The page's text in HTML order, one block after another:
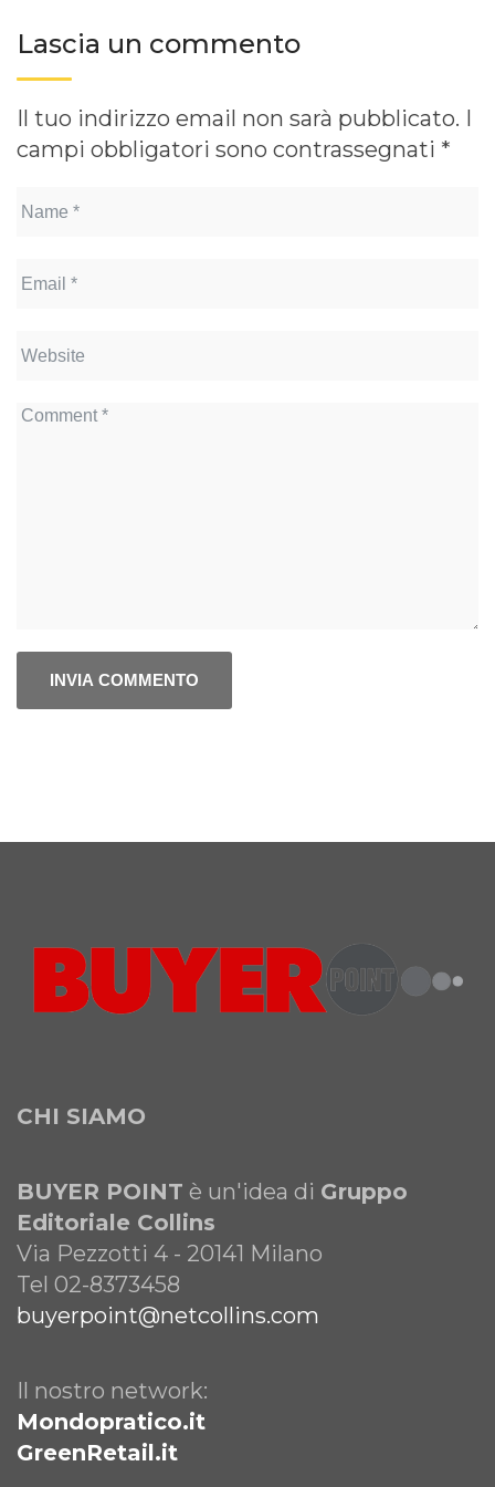
Lascia un commento
Il tuo indirizzo email non sarà pubblicato. I
campi obbligatori sono contrassegnati *
CHI SIAMO
BUYER POINT è un'idea di Gruppo
Editoriale Collins
Via Pezzotti 4 - 20141 Milano
Tel 02-8373458
buyerpoint@netcollins.com
Il nostro network:
Mondopratico.it
GreenRetail.it